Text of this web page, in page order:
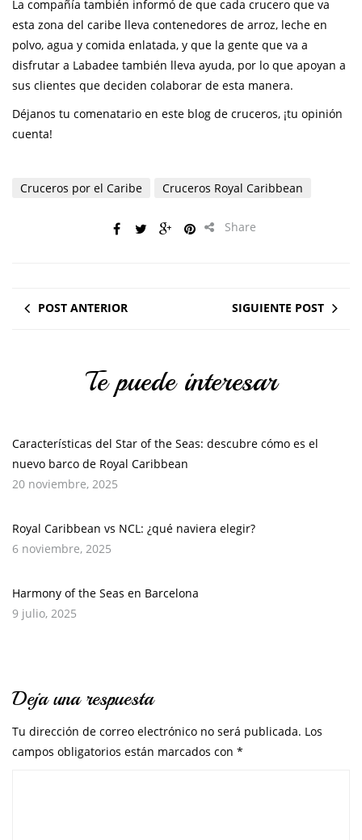
La compañía también informó de que cada crucero que va
esta zona del caribe lleva contenedores de arroz, leche en
polvo, agua y comida enlatada, y que la gente que va a
disfrutar a Labadee también lleva ayuda, por lo que apoyan a
sus clientes que deciden colaborar de esta manera.
Déjanos tu comenatario en este blog de cruceros, ¡tu opinión
cuenta!
Cruceros por el Caribe Cruceros Royal Caribbean
Share
POST ANTERIOR SIGUIENTE POST
Te puede interesar
Características del Star of the Seas: descubre cómo es el
nuevo barco de Royal Caribbean
20 noviembre, 2025
Royal Caribbean vs NCL: ¿qué naviera elegir?
6 noviembre, 2025
Harmony of the Seas en Barcelona
9 julio, 2025
Deja una respuesta
Tu dirección de correo electrónico no será publicada. Los
campos obligatorios están marcados con *